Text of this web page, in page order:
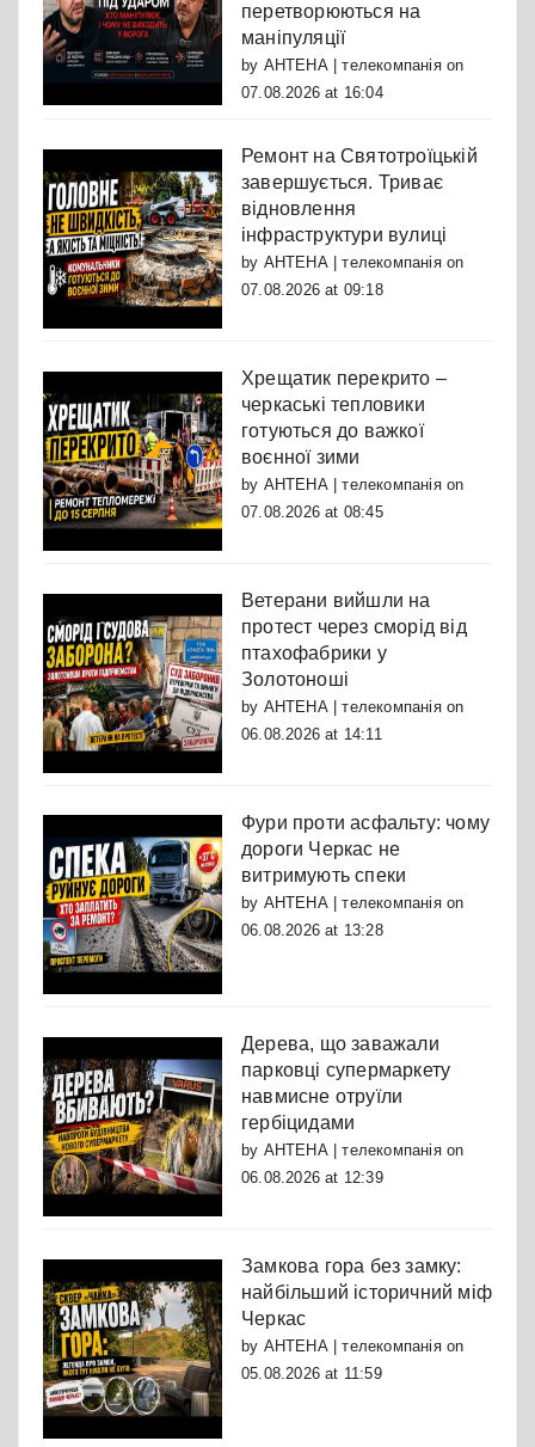
перетворюються на
маніпуляції
by АНТЕНА | телекомпаніяon
07.08.2026 at 16:04
Ремонт на Святотроїцькій
завершується. Триває
відновлення
інфраструктури вулиці
by АНТЕНА | телекомпаніяon
07.08.2026 at 09:18
Хрещатик перекрито –
черкаські тепловики
готуються до важкої
воєнної зими
by АНТЕНА | телекомпаніяon
07.08.2026 at 08:45
Ветерани вийшли на
протест через сморід від
птахофабрики у
Золотоноші
by АНТЕНА | телекомпаніяon
06.08.2026 at 14:11
Фури проти асфальту: чому
дороги Черкас не
витримують спеки
by АНТЕНА | телекомпаніяon
06.08.2026 at 13:28
Дерева, що заважали
парковці супермаркету
навмисне отруїли
гербіцидами
by АНТЕНА | телекомпаніяon
06.08.2026 at 12:39
Замкова гора без замку:
найбільший історичний міф
Черкас
by АНТЕНА | телекомпаніяon
05.08.2026 at 11:59